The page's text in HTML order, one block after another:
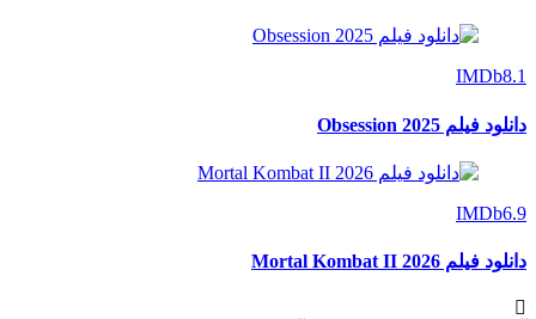
IMDb8.1
دانلود فیلم Obsession 2025
IMDb6.9
دانلود فیلم Mortal Kombat II 2026